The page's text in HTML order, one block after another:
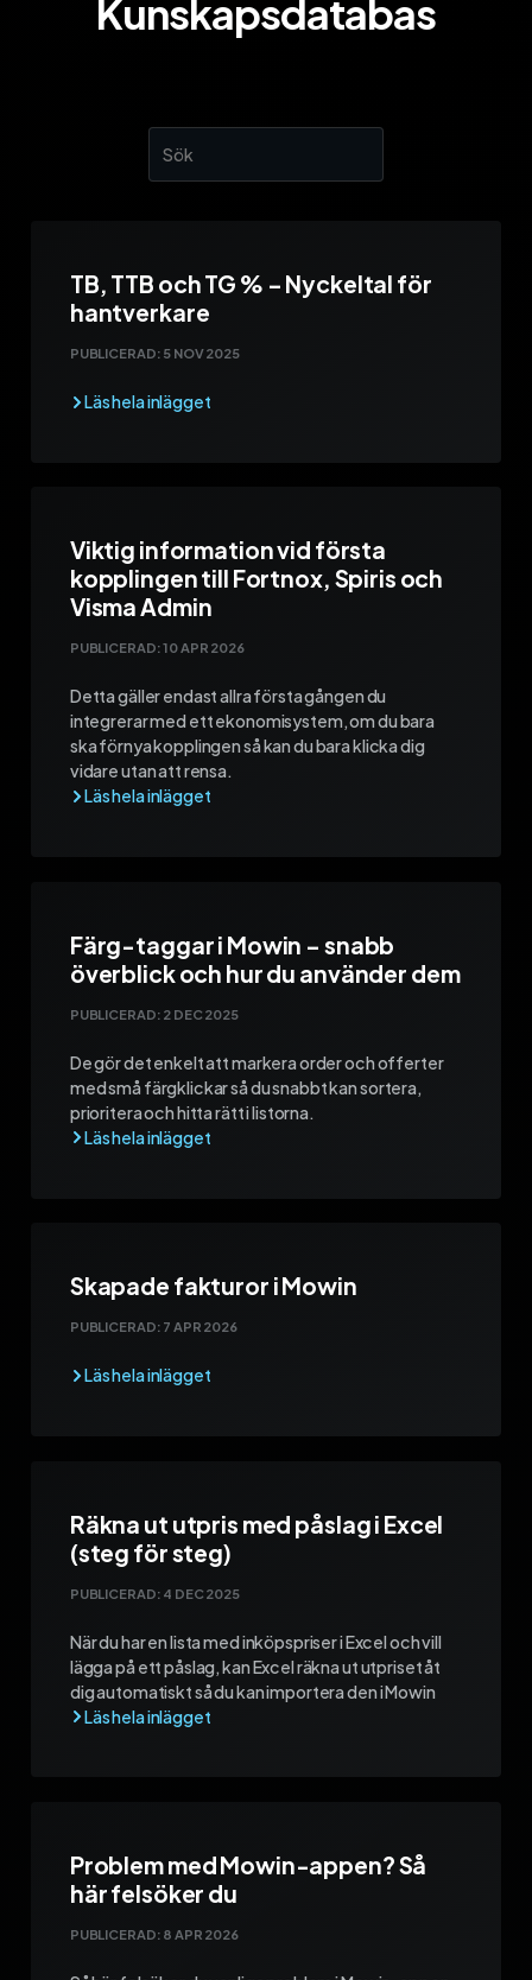
Kunskapsdatabas
TB, TTB och TG % – Nyckeltal för
hantverkare
PUBLICERAD: 5 NOV 2025
Viktig information vid första
kopplingen till Fortnox, Spiris och
Visma Admin
PUBLICERAD:10 APR 2026
Detta gäller endast allra första gången du
integrerar med ett ekonomisystem, om du bara
ska förnya kopplingen så kan du bara klicka dig
vidare utan att rensa.
Färg-taggar i Mowin – snabb
överblick och hur du använder dem
PUBLICERAD: 2 DEC 2025
De gör det enkelt att markera order och offerter
med små färgklickar så du snabbt kan sortera,
prioritera och hitta rätt i listorna.
Skapade fakturor i Mowin
PUBLICERAD: 7 APR 2026
Räkna ut utpris med påslag i Excel
(steg för steg)
PUBLICERAD: 4 DEC 2025
När du har en lista med inköpspriser i Excel och vill
lägga på ett påslag, kan Excel räkna ut utpriset åt
dig automatiskt så du kan importera den i Mowin
Problem med Mowin-appen? Så
här felsöker du
PUBLICERAD: 8 APR 2026